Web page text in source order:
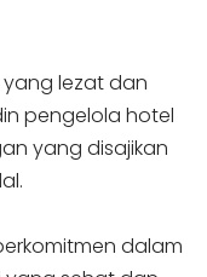
yang lezat dan
pengelola hotel
yang disajikan
dalam